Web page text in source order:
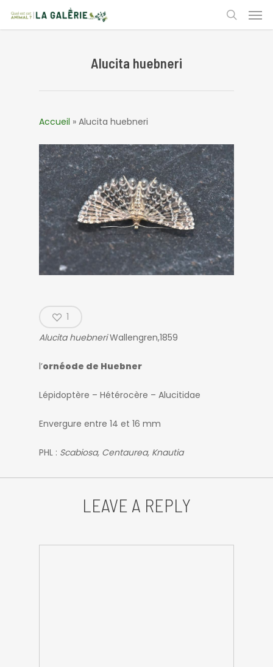
main
search
Alucita huebneri
Accueil » Alucita huebneri
1
Alucita huebneriWallengren,1859
l’ornéode de Huebner
Lépidoptère – Hétérocère – Alucitidae
Envergure entre 14 et 16 mm
PHL : Scabiosa, Centaurea, Knautia
LEAVE A REPLY